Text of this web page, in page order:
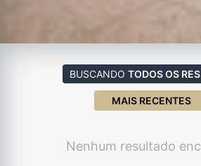
BUSCANDO TODOS OS
MAIS RECENTES
Nenhum resultado